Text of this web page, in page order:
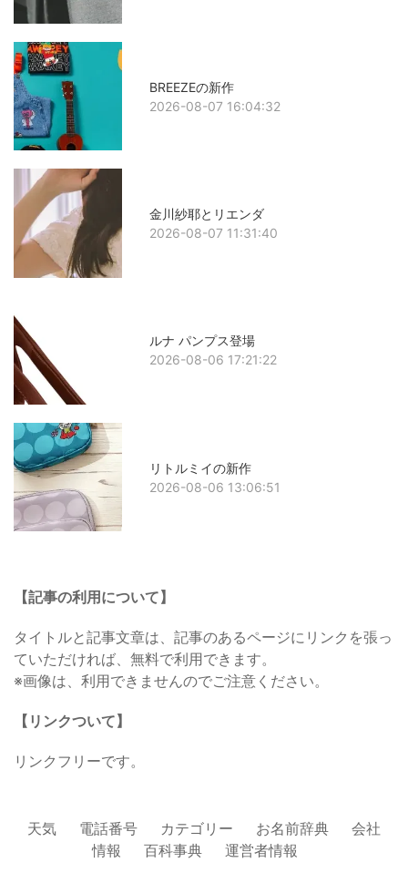
BREEZEの新作
2026-08-07 16:04:32
金川紗耶とリエンダ
2026-08-07 11:31:40
ルナ パンプス登場
2026-08-06 17:21:22
リトルミイの新作
2026-08-06 13:06:51
【記事の利用について】
タイトルと記事文章は、記事のあるページにリンクを張っ
ていただければ、無料で利用できます。
※画像は、利用できませんのでご注意ください。
【リンクついて】
リンクフリーです。
天気 電話番号 カテゴリー お名前辞典
会社
情報
百科事典 運営者情報